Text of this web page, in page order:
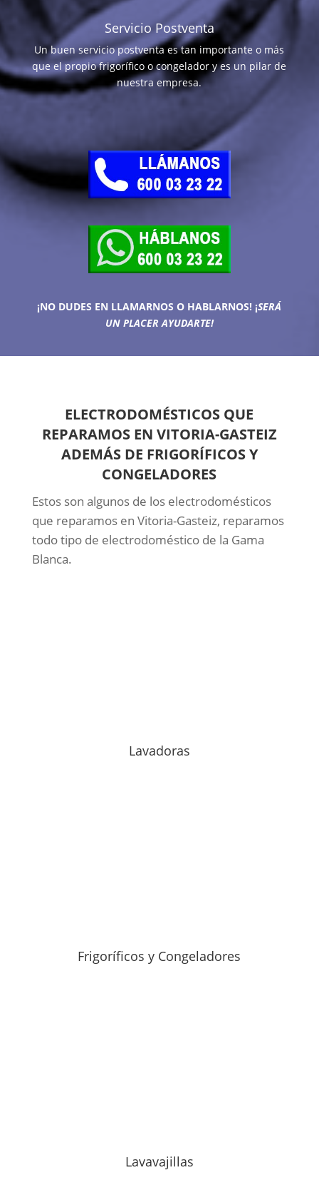
Servicio Postventa
Un buen servicio postventa es tan importante o más
que el propio frigorífico o congelador y es un pilar de
nuestra empresa.
¡NO DUDES EN LLAMARNOS O HABLARNOS! ¡SERÁ
UN PLACER AYUDARTE!
ELECTRODOMÉSTICOS QUE
REPARAMOS EN VITORIA-GASTEIZ
ADEMÁS DE FRIGORÍFICOS Y
CONGELADORES
Estos son algunos de los electrodomésticos
que reparamos en Vitoria-Gasteiz, reparamos
todo tipo de electrodoméstico de la Gama
Blanca.
Lavadoras
Frigoríficos y Congeladores
Lavavajillas